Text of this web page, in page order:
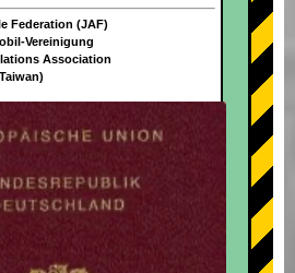
+
Federation (JAF)
Vereinigung
Association